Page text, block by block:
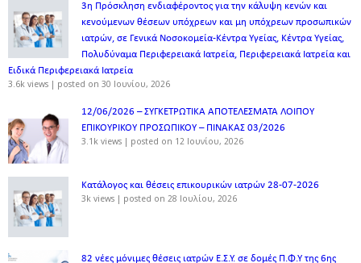
3η Πρόσκληση ενδιαφέροντος για την κάλυψη κενών και
κενούμενων θέσεων υπόχρεων και μη υπόχρεων προσωπικών
ιατρών, σε Γενικά Νοσοκομεία-Κέντρα Υγείας, Κέντρα Υγείας,
Πολυδύναμα Περιφερειακά Ιατρεία, Περιφερειακά Ιατρεία και
Ειδικά Περιφερειακά Ιατρεία
3.6k views | posted on 30 Ιουνίου, 2026
12/06/2026 – ΣΥΓΚΕΤΡΩΤΙΚΑ ΑΠΟΤΕΛΕΣΜΑΤΑ ΛΟΙΠΟΥ
ΕΠΙΚΟΥΡΙΚΟΥ ΠΡΟΣΩΠΙΚΟΥ – ΠΙΝΑΚΑΣ 03/2026
3.1k views | posted on 12 Ιουνίου, 2026
Κατάλογος και θέσεις επικουρικών ιατρών 28-07-2026
3k views | posted on 28 Ιουλίου, 2026
82 νέες μόνιμες θέσεις ιατρών Ε.Σ.Υ. σε δομές Π.Φ.Υ της 6ης